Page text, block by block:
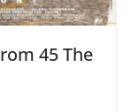
45 The